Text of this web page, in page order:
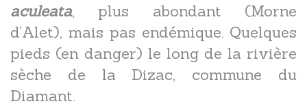
aculeata, plus abondant (Morne
d’Alet), mais pas endémique. Quelques
pieds (en danger) le long de la rivière
sèche de la Dizac, commune du
Diamant.